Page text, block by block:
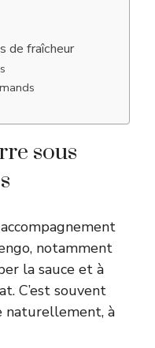
de fraîcheur
sous
notamment
la sauce et à
C’est souvent
naturellement, à